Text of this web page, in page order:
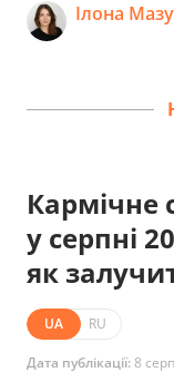
Ілона
Кармічне
у серпні
як
UA RU
Дата публікації:8